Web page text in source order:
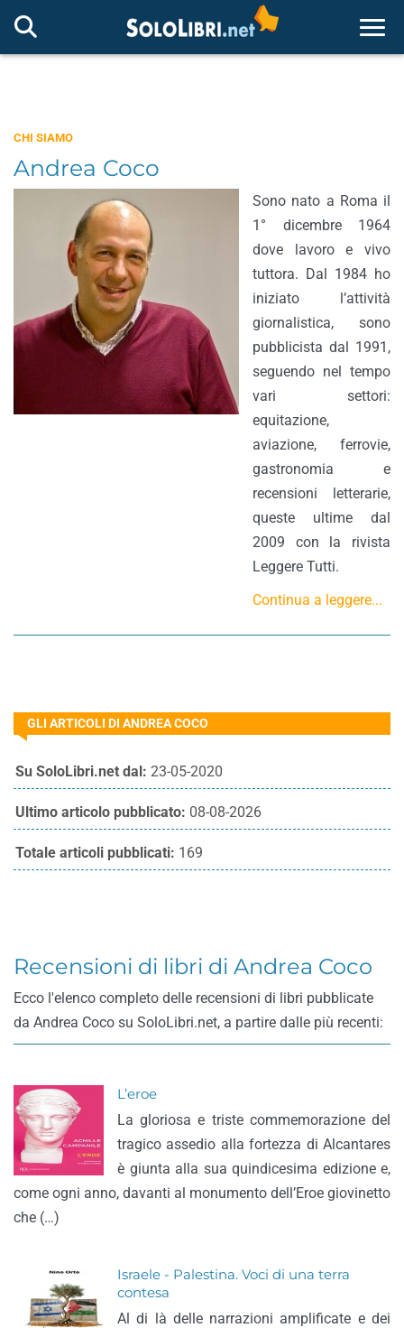
CHI SIAMO
Andrea Coco
Sono nato a Roma il
1° dicembre 1964
dove lavoro e vivo
tuttora. Dal 1984 ho
iniziato l’attività
giornalistica, sono
pubblicista dal 1991,
seguendo nel tempo
vari settori:
equitazione,
aviazione, ferrovie,
gastronomia e
recensioni letterarie,
queste ultime dal
2009 con la rivista
Leggere Tutti.
Continua a leggere...
GLI ARTICOLI DI ANDREA COCO
Su SoloLibri.net dal: 23-05-2020
Ultimo articolo pubblicato: 08-08-2026
Totale articoli pubblicati: 169
Recensioni di libri di Andrea Coco
Ecco l'elenco completo delle recensioni di libri pubblicate
da Andrea Coco su SoloLibri.net, a partire dalle più recenti:
L’eroe
La gloriosa e triste commemorazione del
tragico assedio alla fortezza di Alcantares
è giunta alla sua quindicesima edizione e,
come ogni anno, davanti al monumento dell’Eroe giovinetto
che (…)
Israele - Palestina. Voci di una terra
contesa
Al di là delle narrazioni amplificate e dei